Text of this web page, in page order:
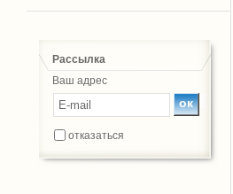
Рассылка
Ваш адрес
отказаться